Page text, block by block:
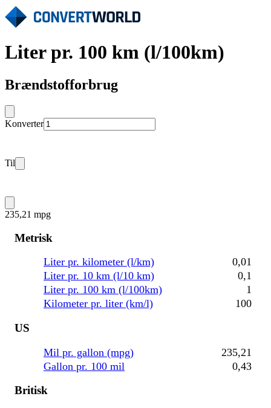
Liter pr. 100 km (l/100km)
Brændstofforbrug
Konverter
Til
235,21 mpg
Metrisk
Liter pr. kilometer (l/km)
0,01
Liter pr. 10 km (l/10 km)
0,1
Liter pr. 100 km (l/100km)
1
Kilometer pr. liter (km/l)
100
US
Mil pr. gallon (mpg)
235,21
Gallon pr. 100 mil
0,43
Britisk